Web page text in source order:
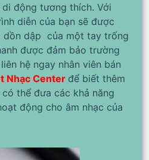
động tương thích. Với
diễn của bạn sẽ được
dồn dập của một tay trống
được đảm bảo trường
hệ ngay nhân viên bán
Nhạc Center để biết thêm
thể đưa các khả năng
động cho âm nhạc của